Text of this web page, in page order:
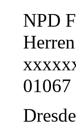
NPD
01067